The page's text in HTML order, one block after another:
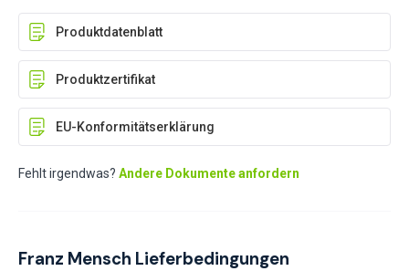
Produktdatenblatt
Produktzertifikat
EU-Konformitätserklärung
Fehlt irgendwas? Andere Dokumente anfordern
Franz Mensch Lieferbedingungen